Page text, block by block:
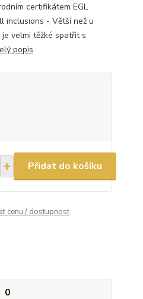
certifikátem EGL
inclusions - Větší než u
velmi těžké spatřit s
popis
Přidat do košíku
cenu / dostupnost
0